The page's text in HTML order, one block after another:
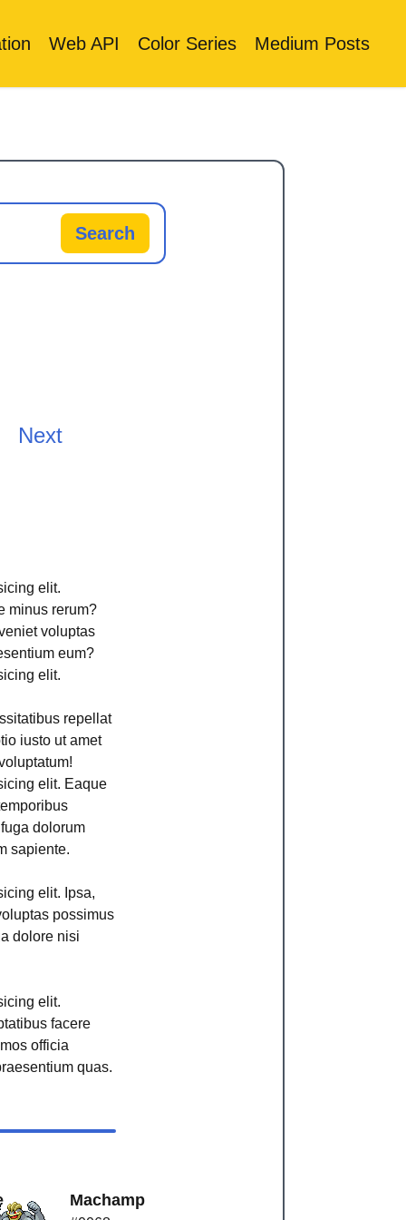
Web API Color Series Medium Posts
Search
Next
elit.
minus rerum?
voluptas
eum?
elit.
repellat
iusto ut amet
elit. Eaque
dolorum
sapiente.
elit. Ipsa,
possimus
dolore nisi
elit.
facere
officia
quas.
Machamp